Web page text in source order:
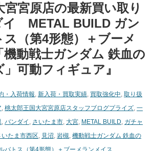
宮宮原店の最新買い取り
イ METAL BUILD ガン
（第4形態）＋ブーメ
動戦士ガンダム 鉄血の
可動フィギュア』
・入荷情報 新入荷・買取実績 買取強化中 取り扱
桃太郎王国大宮宮原店スタッフブログプライズ 一
バンダイ さいたま市 大宮 METAL BUILD ガチャ
いたま市西区 見沼 岩槻 機動戦士ガンダム 鉄血の
バトス（第4形態）＋ブーメランメイス